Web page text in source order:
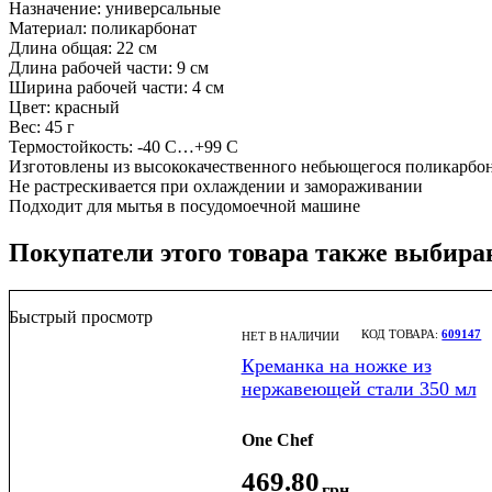
Назначение: универсальные
Материал: поликарбонат
Длина общая: 22 см
Длина рабочей части: 9 см
Ширина рабочей части: 4 см
Цвет: красный
Вес: 45 г
Термостойкость: -40 С…+99 С
Изготовлены из высококачественного небьющегося
Не растрескивается при охлаждении и замораживании
Подходит для мытья в посудомоечной машине
Покупатели этого товара также
Быстрый просмотр
НЕТ В НАЛИЧИИ 609147
Креманка на ножке из
нержавеющей стали 350 мл
One Chef
469.80